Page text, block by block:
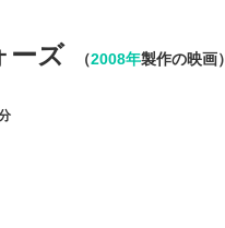
ーズ （2008年製作の映画）